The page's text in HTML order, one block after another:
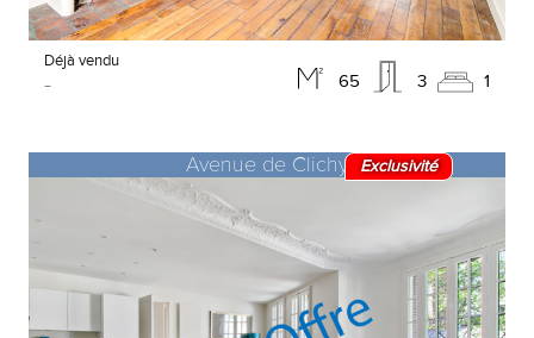
65 3 1
Déjà vendu
-
Exclusivité
Avenue de Clichy